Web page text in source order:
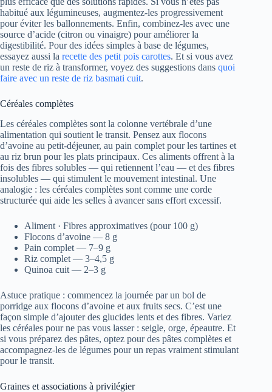
habitué aux légumineuses, augmentez-les progressivement
pour éviter les ballonnements. Enfin, combinez-les avec une
source d’acide (citron ou vinaigre) pour améliorer la
digestibilité. Pour des idées simples à base de légumes,
essayez aussi la recette des petit pois carottes. Et si vous avez
un reste de riz à transformer, voyez des suggestions dans quoi
faire avec un reste de riz basmati cuit.
Céréales complètes
Les céréales complètes sont la colonne vertébrale d’une
alimentation qui soutient le transit. Pensez aux flocons
d’avoine au petit-déjeuner, au pain complet pour les tartines et
au riz brun pour les plats principaux. Ces aliments offrent à la
fois des fibres solubles — qui retiennent l’eau — et des fibres
insolubles — qui stimulent le mouvement intestinal. Une
analogie : les céréales complètes sont comme une corde
structurée qui aide les selles à avancer sans effort excessif.
Aliment · Fibres approximatives (pour 100 g)
Flocons d’avoine — 8 g
Pain complet — 7–9 g
Riz complet — 3–4,5 g
Quinoa cuit — 2–3 g
Astuce pratique : commencez la journée par un bol de
porridge aux flocons d’avoine et aux fruits secs. C’est une
façon simple d’ajouter des glucides lents et des fibres. Variez
les céréales pour ne pas vous lasser : seigle, orge, épeautre. Et
si vous préparez des pâtes, optez pour des pâtes complètes et
accompagnez-les de légumes pour un repas vraiment stimulant
pour le transit.
Graines et associations à privilégier